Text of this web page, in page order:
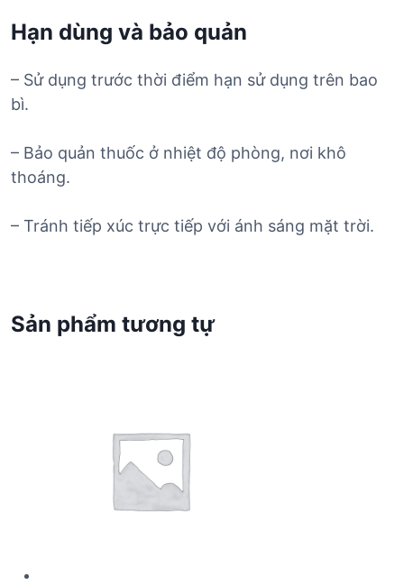
Hạn dùng và bảo quản
– Sử dụng trước thời điểm hạn sử dụng trên bao
bì.
– Bảo quản thuốc ở nhiệt độ phòng, nơi khô
thoáng.
– Tránh tiếp xúc trực tiếp với ánh sáng mặt trời.
Sản phẩm tương tự